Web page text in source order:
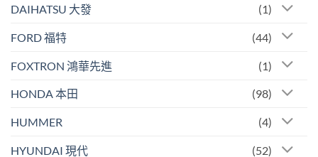
DAIHATSU 大發 (1)
FORD 福特 (44)
FOXTRON 鴻華先進 (1)
HONDA 本田 (98)
HUMMER (4)
HYUNDAI 現代 (52)